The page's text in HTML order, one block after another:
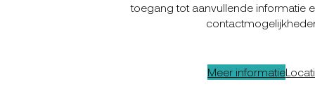
toegang tot aanvullende informatie
Meer informatie